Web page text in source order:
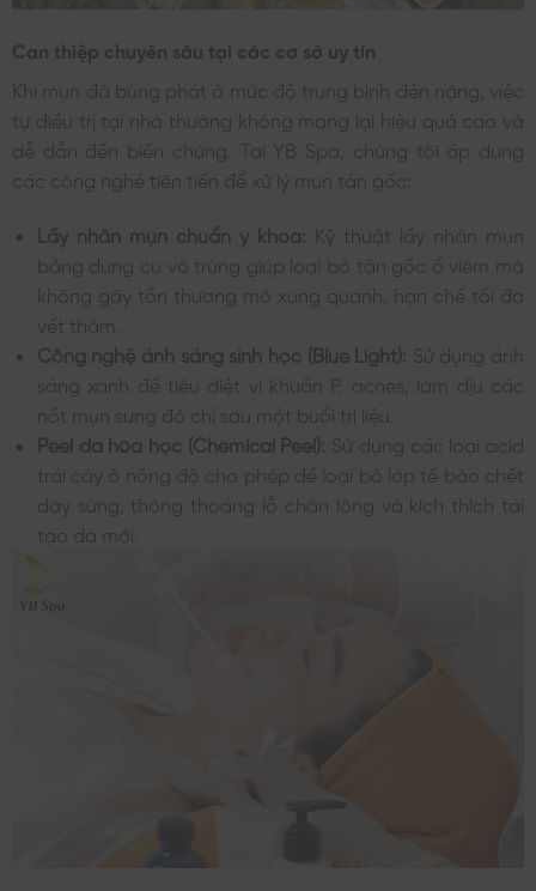
Can thiệp chuyên sâu tại các cơ sở uy tín
Khi mụn đã bùng phát ở mức độ trung bình đến nặng, việc
tự điều trị tại nhà thường không mang lại hiệu quả cao và
dễ dẫn đến biến chứng. Tại YB Spa, chúng tôi áp dụng
các công nghệ tiên tiến để xử lý mụn tận gốc:
Lấy nhân mụn chuẩn y khoa:
Kỹ thuật lấy nhân mụn
bằng dụng cụ vô trùng giúp loại bỏ tận gốc ổ viêm mà
không gây tổn thương mô xung quanh, hạn chế tối đa
vết thâm.
Công nghệ ánh sáng sinh học (Blue Light): Sử dụng ánh
sáng xanh để tiêu diệt vi khuẩn P. acnes, làm dịu các
nốt mụn sưng đỏ chỉ sau một buổi trị liệu.
Peel da hóa học (Chemical Peel): Sử dụng các loại acid
trái cây ở nồng độ cho phép để loại bỏ lớp tế bào chết
dày sừng, thông thoáng lỗ chân lông và kích thích tái
tạo da mới.